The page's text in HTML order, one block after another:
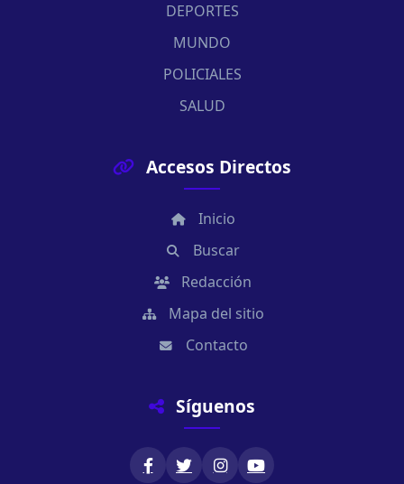
DEPORTES
MUNDO
POLICIALES
SALUD
Accesos Directos
Inicio
Buscar
Redacción
Mapa del sitio
Contacto
Síguenos